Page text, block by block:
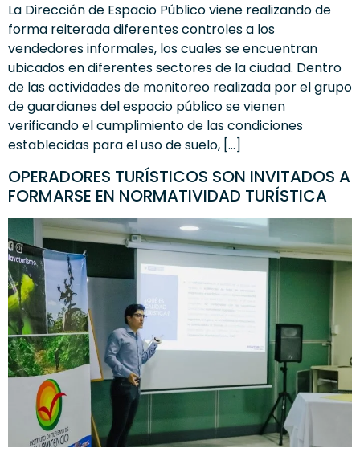
La Dirección de Espacio Público viene realizando de
forma reiterada diferentes controles a los
vendedores informales, los cuales se encuentran
ubicados en diferentes sectores de la ciudad. Dentro
de las actividades de monitoreo realizada por el grupo
de guardianes del espacio público se vienen
verificando el cumplimiento de las condiciones
establecidas para el uso de suelo, […]
OPERADORES TURÍSTICOS SON INVITADOS A
FORMARSE EN NORMATIVIDAD TURÍSTICA